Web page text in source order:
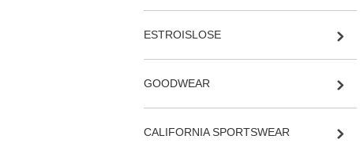
ESTROISLOSE
GOODWEAR
CALIFORNIA SPORTSWEAR